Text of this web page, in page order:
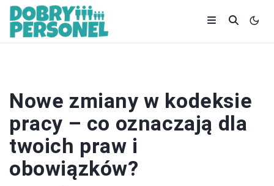
Nowe zmiany w kodeksie
pracy – co oznaczają dla
twoich praw i
obowiązków?